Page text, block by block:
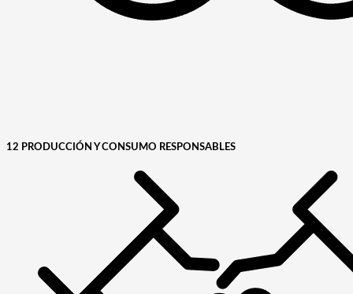
12 PRODUCCIÓN Y CONSUMO RESPONSABLES